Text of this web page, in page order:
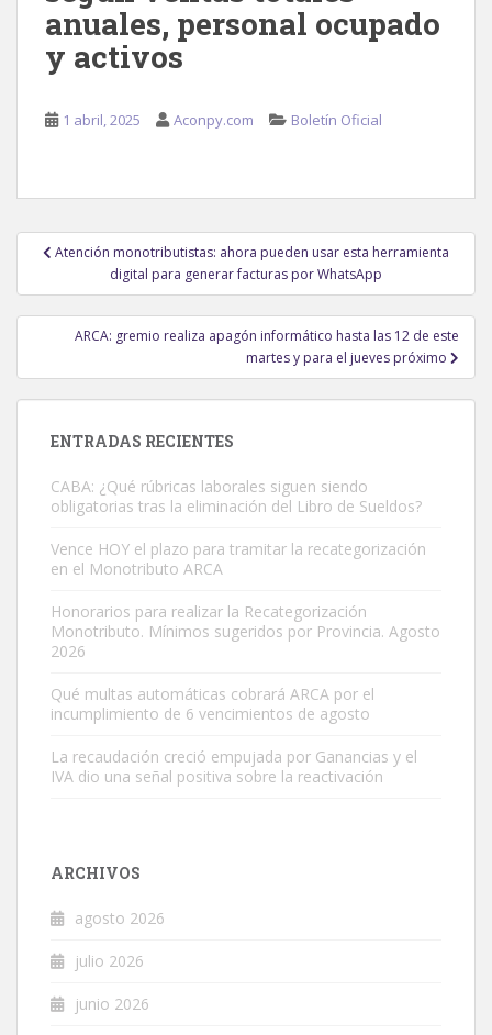
anuales, personal ocupado
y activos
1 abril, 2025 Aconpy.com Boletín Oficial
Navegación
entradas
Atención monotributistas: ahora pueden usar esta herramienta
digital para generar facturas por WhatsApp
ARCA: gremio realiza apagón informático hasta las 12 de este
martes y para el jueves próximo
ENTRADAS RECIENTES
CABA: ¿Qué rúbricas laborales siguen siendo
obligatorias tras la eliminación del Libro de Sueldos?
Vence HOY el plazo para tramitar la recategorización
en el Monotributo ARCA
Honorarios para realizar la Recategorización
Monotributo. Mínimos sugeridos por Provincia. Agosto
2026
Qué multas automáticas cobrará ARCA por el
incumplimiento de 6 vencimientos de agosto
La recaudación creció empujada por Ganancias y el
IVA dio una señal positiva sobre la reactivación
ARCHIVOS
agosto 2026
julio 2026
junio 2026